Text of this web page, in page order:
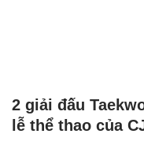
2 giải đấu
lễ thể thao của